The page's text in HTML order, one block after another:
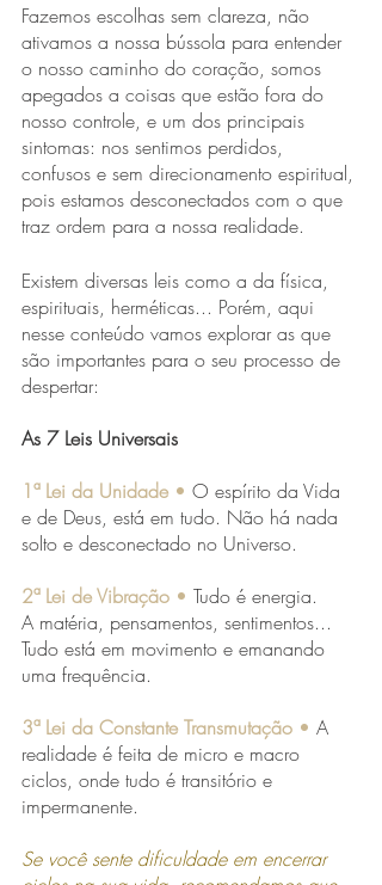
Fazemos escolhas sem clareza, não
ativamos a nossa bússola para entender
o nosso caminho do coração, somos
apegados a coisas que estão fora do
nosso controle, e um dos principais
sintomas: nos sentimos perdidos,
confusos e sem direcionamento espiritual,
pois estamos desconectados com o que
traz ordem para a nossa realidade.
Existem diversas leis como a da física,
espirituais, herméticas... Porém, aqui
nesse conteúdo vamos explorar as que
são importantes para o seu processo de
despertar:
As 7 Leis Universais
1ª Lei da Unidade • O espírito da Vida
e de Deus, está em tudo. Não há nada
solto e desconectado no Universo.
2ª Lei de Vibração • Tudo é energia.
A matéria, pensamentos, sentimentos...
Tudo está em movimento e emanando
uma frequência.
3ª Lei da Constante Transmutação • A
realidade é feita de micro e macro
ciclos, onde tudo é transitório e
impermanente.
Se você sente dificuldade em encerrar